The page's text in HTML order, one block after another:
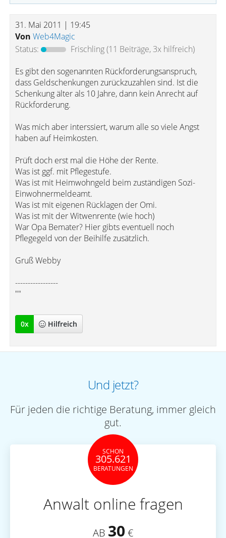
31. Mai 2011 | 19:45
Von Web4Magic
Status:
Frischling(11 Beiträge, 3x hilfreich)
Es gibt den sogenannten Rückforderungsanspruch,
dass Geldschenkungen zurückzuzahlen sind. Ist die
Schenkung älter als 10 Jahre, dann kein Anrecht auf
Rückforderung.
Was mich aber interssiert, warum alle so viele Angst
haben auf Heimkosten.
Prüft doch erst mal die Höhe der Rente.
Was ist ggf. mit Pflegestufe.
Was ist mit Heimwohngeld beim zuständigen Sozi-
Einwohnermeldeamt.
Was ist mit eigenen Rücklagen der Omi.
Was ist mit der Witwenrente (wie hoch)
War Opa Bemater? Hier gibts eventuell noch
Pflegegeld von der Beihilfe zusätzlich.
Gruß Webby
-----------------
""
0x Hilfreich
Und jetzt?
Für jeden die richtige Beratung, immer gleich
gut.
SCHON
305.621
BERATUNGEN
Anwalt online fragen
AB 30 €